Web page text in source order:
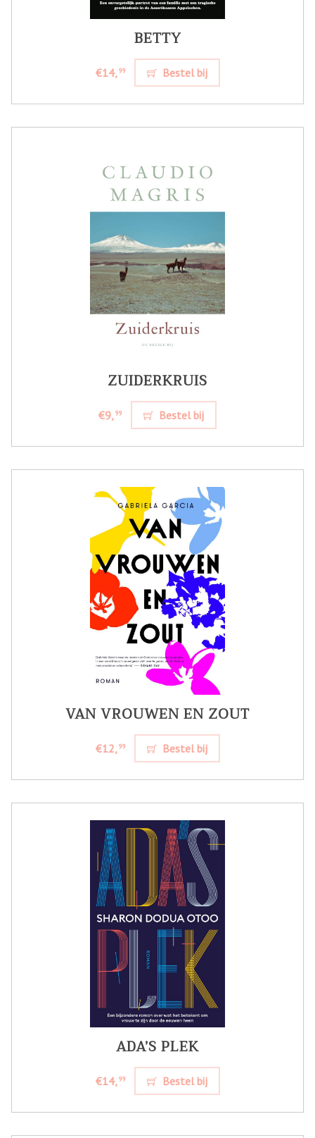
BETTY
€14,99 Bestel bij
ZUIDERKRUIS
€9,99 Bestel bij
VAN VROUWEN EN ZOUT
€12,99 Bestel bij
ADA’S PLEK
€14,99 Bestel bij